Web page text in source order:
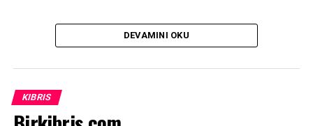
Özellikle tuğla başta olmak üzere çeşitli inşaat
malzemelerinin temin edilmesinin önem taşıdığını
ülkenin geleceğine yatırım yapma anlayışıyla bugünlere
geldiğini kaydetti.
DEVAMINI OKU
KIBRIS